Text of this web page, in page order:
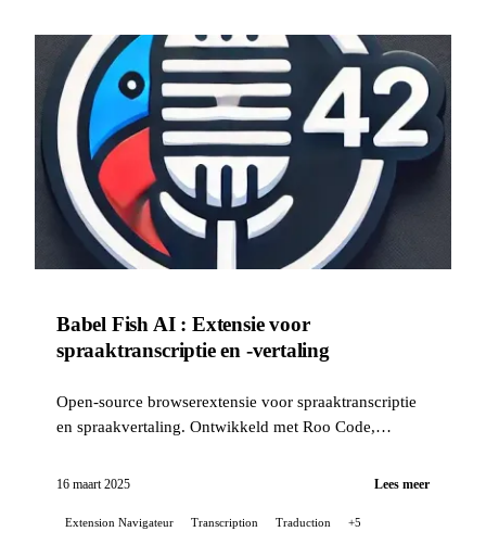
Babel Fish AI : Extensie voor
spraaktranscriptie en -vertaling
Open-source browserextensie voor spraaktranscriptie
en spraakvertaling. Ontwikkeld met Roo Code,
Chrome en Firefox.
16 maart 2025 Lees meer
Extension Navigateur Transcription Traduction +5